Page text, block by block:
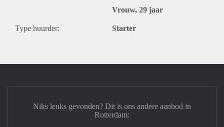
Vrouw, 29 jaar
Type huurder: Starter
Niks leuks gevonden? Dit is ons andere aanbod in
Rotterdam: